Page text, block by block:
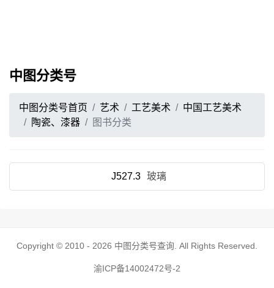
中图分类号
中图分类号首页 艺术 工艺美术
中国工艺美术
陶瓷、漆器
图书分类
J527.3 玻璃
Copyright © 2010 - 2026 中图分类号查询 . All Rights Reserved.
渝ICP备14002472号-2